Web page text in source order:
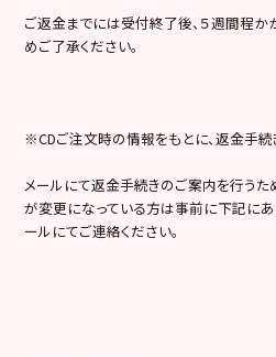
ご返金までには受付終了後、５週間程か
めご了承ください。
※CDご注文時の情報をもとに、返金手続
メールにて返金手続きのご案内を行うた
が変更になっている方は事前に下記に
ールにてご連絡ください。